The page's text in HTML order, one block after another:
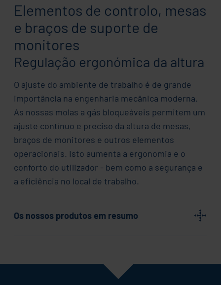
Elementos de controlo, mesas
e braços de suporte de
monitores
Regulação ergonómica da altura
O ajuste do ambiente de trabalho é de grande
importância na engenharia mecânica moderna.
As nossas molas a gás bloqueáveis permitem um
ajuste contínuo e preciso da altura de mesas,
braços de monitores e outros elementos
operacionais. Isto aumenta a ergonomia e o
conforto do utilizador - bem como a segurança e
a eficiência no local de trabalho.
Os nossos produtos em resumo